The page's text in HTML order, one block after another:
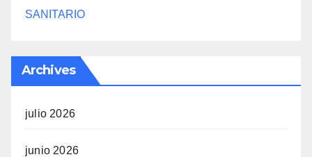
SANITARIO
Archives
julio 2026
junio 2026